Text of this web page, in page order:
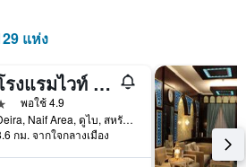
แห่ง
โรงแรมไวท์ ฟอร์ต
ดาวพอใช้ 4.9
Deira, Naif Area, ดูไบ, สหรัฐอาหรับเอมิเรตส์
กม. จากใจกลางเมือง